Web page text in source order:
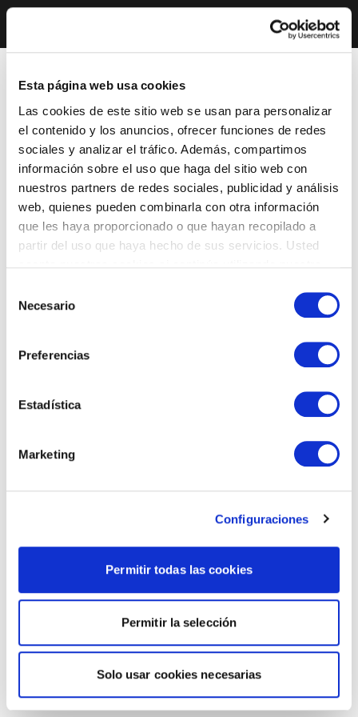
Esta página web usa cookies
Las cookies de este sitio web se usan para personalizar
el contenido y los anuncios, ofrecer funciones de redes
sociales y analizar el tráfico. Además, compartimos
información sobre el uso que haga del sitio web con
nuestros partners de redes sociales, publicidad y análisis
web, quienes pueden combinarla con otra información
que les haya proporcionado o que hayan recopilado a
partir del uso que haya hecho de sus servicios. Usted
Necesario
Preferencias
Estadística
Marketing
Configuraciones
Permitir todas las cookies
Permitir la selección
Solo usar cookies necesarias